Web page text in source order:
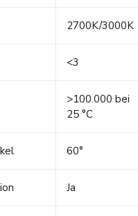
2700K/3000K
<3
>100.000 bei
25 °C
60°
Ja